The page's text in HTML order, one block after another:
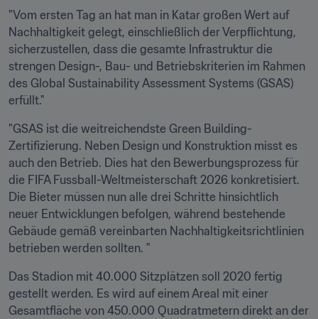
"Vom ersten Tag an hat man in Katar großen Wert auf
Nachhaltigkeit gelegt, einschließlich der Verpflichtung,
sicherzustellen, dass die gesamte Infrastruktur die
strengen Design-, Bau- und Betriebskriterien im Rahmen
des Global Sustainability Assessment Systems (GSAS)
erfüllt."
"GSAS ist die weitreichendste Green Building-
Zertifizierung. Neben Design und Konstruktion misst es
auch den Betrieb. Dies hat den Bewerbungsprozess für
die FIFA Fussball-Weltmeisterschaft 2026 konkretisiert.
Die Bieter müssen nun alle drei Schritte hinsichtlich
neuer Entwicklungen befolgen, während bestehende
Gebäude gemäß vereinbarten Nachhaltigkeitsrichtlinien
betrieben werden sollten. "
Das Stadion mit 40.000 Sitzplätzen soll 2020 fertig
gestellt werden. Es wird auf einem Areal mit einer
Gesamtfläche von 450.000 Quadratmetern direkt an der